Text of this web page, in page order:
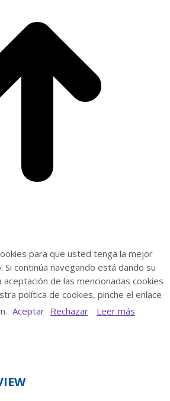
para que usted tenga la mejor
Si continúa navegando está dando su
de las mencionadas cookies
política de cookies, pinche el enlace
Aceptar Rechazar Leer más